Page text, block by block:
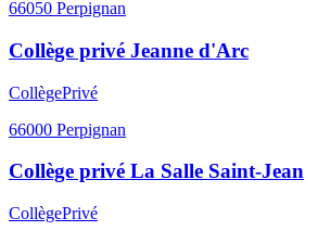
66050 Perpignan
Collège privé Jeanne d'Arc
CollègePrivé
66000 Perpignan
Collège privé La Salle Saint-Jean
CollègePrivé